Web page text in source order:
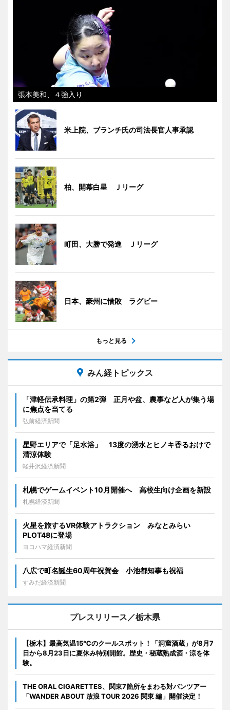
張本美和、４強入り
米上院、ブランチ氏の司法長官人事承認
柏、開幕白星 Ｊリーグ
町田、大勝で発進 Ｊリーグ
日本、豪州に惜敗 ラグビー
もっと見る
みん経トピックス
「津軽伝承料理」の第2弾 正月や盆、農事など人が集う場
に焦点を当てる
弘前経済新聞
星野エリアで「足水浴」 13度の湧水とヒノキ香るおけで
清涼体験
軽井沢経済新聞
札幌でゲームイベント10月開催へ 高校生向け企画を新設
札幌経済新聞
火星を旅するVR体験アトラクション みなとみらい
PLOT48に登場
ヨコハマ経済新聞
八広で町名誕生60周年祝賀会 小池都知事も祝福
すみだ経済新聞
プレスリリース／栃木県
【栃木】最高気温15℃のクールスポット！「洞窟酒蔵」が8月7
日から8月23日に夏休み特別開館。歴史・秘蔵熟成酒・涼を体
験。
THE ORAL CIGARETTES、関東7箇所をまわる対バンツアー
「WANDER ABOUT 放浪 TOUR 2026 関東 編」開催決定！